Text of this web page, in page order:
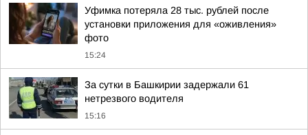
Уфимка потеряла 28 тыс. рублей после
установки приложения для «оживления»
фото
15:24
За сутки в Башкирии задержали 61
нетрезвого водителя
15:16